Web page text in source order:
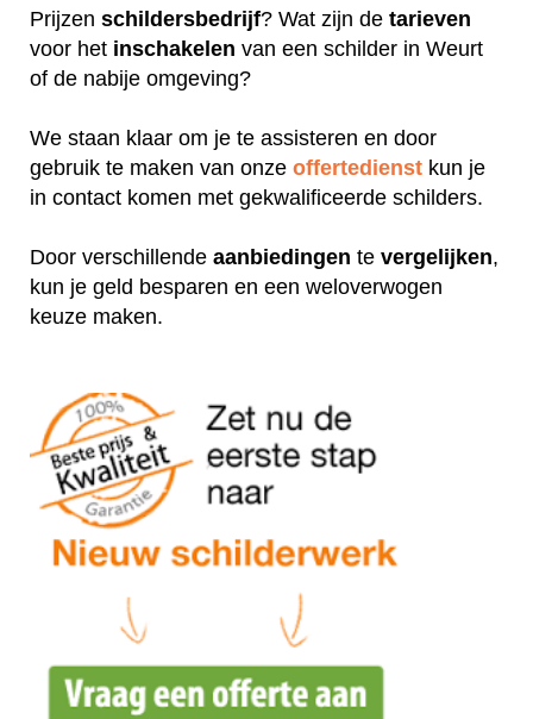
Prijzen schildersbedrijf? Wat zijn de tarieven
voor het inschakelen van een schilder in Weurt
of de nabije omgeving?
We staan klaar om je te assisteren en door
gebruik te maken van onze offertedienst kun je
in contact komen met gekwalificeerde schilders.
Door verschillende aanbiedingen te vergelijken,
kun je geld besparen en een weloverwogen
keuze maken.